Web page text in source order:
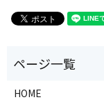
HOME